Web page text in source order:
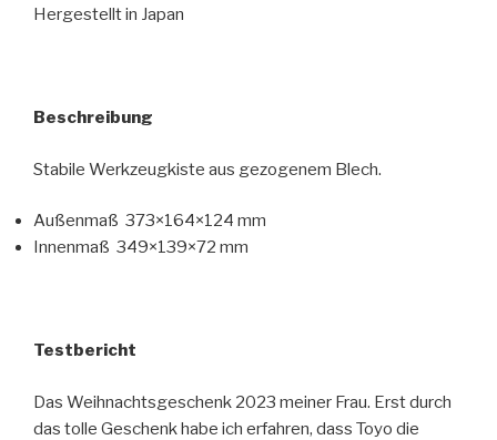
Hergestellt in Japan
Beschreibung
Stabile Werkzeugkiste aus gezogenem Blech.
Außenmaß 373×164×124 mm
Innenmaß 349×139×72 mm
Testbericht
Das Weihnachtsgeschenk 2023 meiner Frau. Erst durch
das tolle Geschenk habe ich erfahren, dass Toyo die